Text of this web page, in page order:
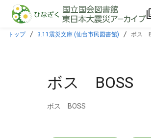
本文に飛ぶ
トップ 3.11震災文庫 (仙台市民図書館) ボス
ボス BOSS
ボス BOSS